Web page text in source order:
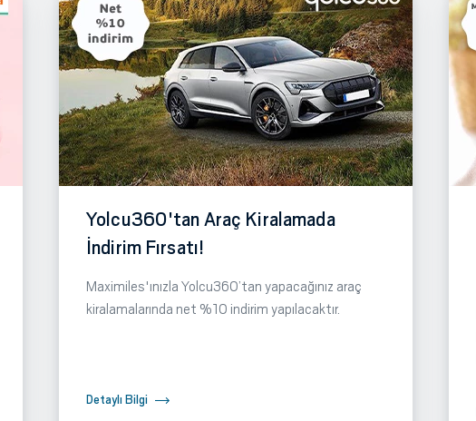
Yolcu360'tan Araç Kiralamada
İndirim Fırsatı!
Maximiles'ınızla Yolcu360’tan yapacağınız araç
kiralamalarında net %10 indirim yapılacaktır.
Detaylı Bilgi